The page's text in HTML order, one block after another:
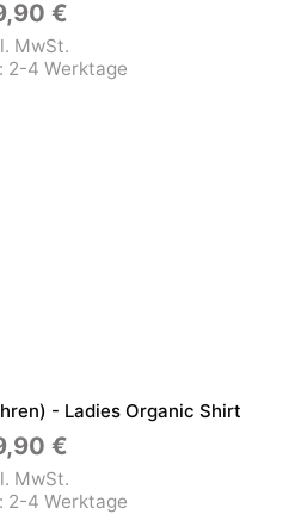
€
MwSt.
2-4 Werktage
- Ladies Organic Shirt
€
MwSt.
2-4 Werktage